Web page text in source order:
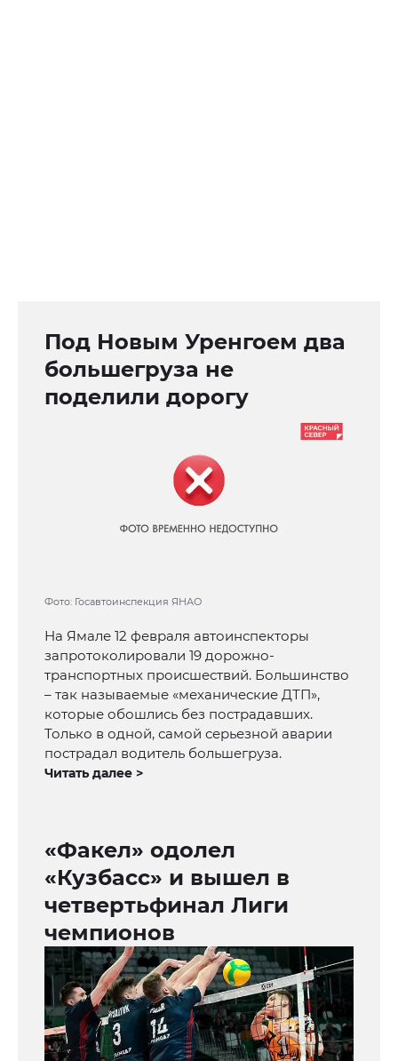
Под Новым Уренгоем два
большегруза не
поделили дорогу
Фото: Госавтоинспекция ЯНАО
На Ямале 12 февраля автоинспекторы
запротоколировали 19 дорожно-
транспортных происшествий. Большинство
– так называемые «механические ДТП»,
которые обошлись без пострадавших.
Только в одной, самой серьезной аварии
пострадал водитель большегруза.
Читать далее >
«Факел» одолел
«Кузбасс» и вышел в
четвертьфинал Лиги
чемпионов